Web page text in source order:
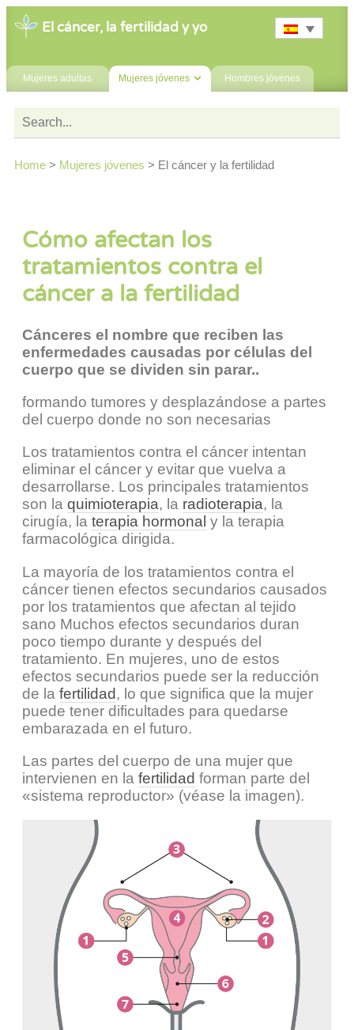
El cáncer, la fertilidad y yo
Mujeres adultas Mujeres jóvenes Hombres jóvenes
Home > Mujeres jóvenes > El cáncer y la fertilidad
Cómo afectan los
tratamientos contra el
cáncer a la fertilidad
Cánceres el nombre que reciben las
enfermedades causadas por células del
cuerpo que se dividen sin parar..
formando tumores y desplazándose a partes
del cuerpo donde no son necesarias
Los tratamientos contra el cáncer intentan
eliminar el cáncer y evitar que vuelva a
desarrollarse. Los principales tratamientos
son la quimioterapia, la radioterapia, la
cirugía, la terapia hormonal y la terapia
farmacológica dirigida.
La mayoría de los tratamientos contra el
cáncer tienen efectos secundarios causados
por los tratamientos que afectan al tejido
sano Muchos efectos secundarios duran
poco tiempo durante y después del
tratamiento. En mujeres, uno de estos
efectos secundarios puede ser la reducción
de la fertilidad, lo que significa que la mujer
puede tener dificultades para quedarse
embarazada en el futuro.
Las partes del cuerpo de una mujer que
intervienen en la fertilidad forman parte del
«sistema reproductor» (véase la imagen).